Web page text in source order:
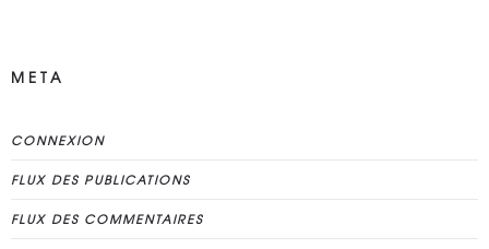
META
CONNEXION
FLUX DES PUBLICATIONS
FLUX DES COMMENTAIRES